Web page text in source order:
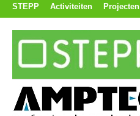
STEPP Activiteiten Projecten